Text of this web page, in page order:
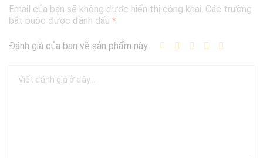
Email của bạn sẽ không được hiển thị công khai. Các trường
bắt buộc được đánh dấu *
Đánh giá của bạn về sản phẩm này